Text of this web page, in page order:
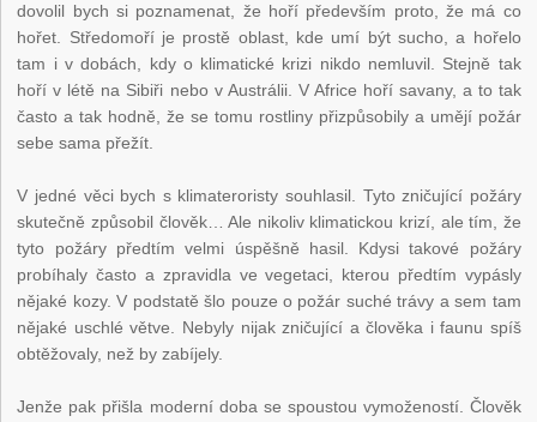
dovolil bych si poznamenat, že hoří především proto, že má co
hořet. Středomoří je prostě oblast, kde umí být sucho, a hořelo
tam i v dobách, kdy o klimatické krizi nikdo nemluvil. Stejně tak
hoří v létě na Sibiři nebo v Austrálii. V Africe hoří savany, a to tak
často a tak hodně, že se tomu rostliny přizpůsobily a umějí požár
sebe sama přežít.
V jedné věci bych s klimateroristy souhlasil. Tyto zničující požáry
skutečně způsobil člověk… Ale nikoliv klimatickou krizí, ale tím, že
tyto požáry předtím velmi úspěšně hasil. Kdysi takové požáry
probíhaly často a zpravidla ve vegetaci, kterou předtím vypásly
nějaké kozy. V podstatě šlo pouze o požár suché trávy a sem tam
nějaké uschlé větve. Nebyly nijak zničující a člověka i faunu spíš
obtěžovaly, než by zabíjely.
Jenže pak přišla moderní doba se spoustou vymožeností. Člověk